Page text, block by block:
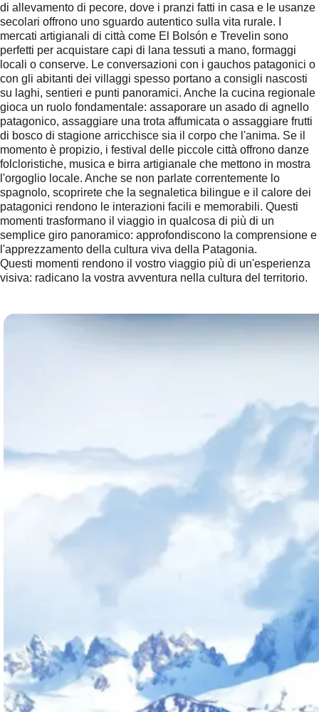
di allevamento di pecore, dove i pranzi fatti in casa e le usanze
secolari offrono uno sguardo autentico sulla vita rurale. I
mercati artigianali di città come El Bolsón e Trevelin sono
perfetti per acquistare capi di lana tessuti a mano, formaggi
locali o conserve. Le conversazioni con i gauchos patagonici o
con gli abitanti dei villaggi spesso portano a consigli nascosti
su laghi, sentieri e punti panoramici. Anche la cucina regionale
gioca un ruolo fondamentale: assaporare un asado di agnello
patagonico, assaggiare una trota affumicata o assaggiare frutti
di bosco di stagione arricchisce sia il corpo che l'anima. Se il
momento è propizio, i festival delle piccole città offrono danze
folcloristiche, musica e birra artigianale che mettono in mostra
l'orgoglio locale. Anche se non parlate correntemente lo
spagnolo, scoprirete che la segnaletica bilingue e il calore dei
patagonici rendono le interazioni facili e memorabili. Questi
momenti trasformano il viaggio in qualcosa di più di un
semplice giro panoramico: approfondiscono la comprensione e
l'apprezzamento della cultura viva della Patagonia.
Questi momenti rendono il vostro viaggio più di un'esperienza
visiva: radicano la vostra avventura nella cultura del territorio.